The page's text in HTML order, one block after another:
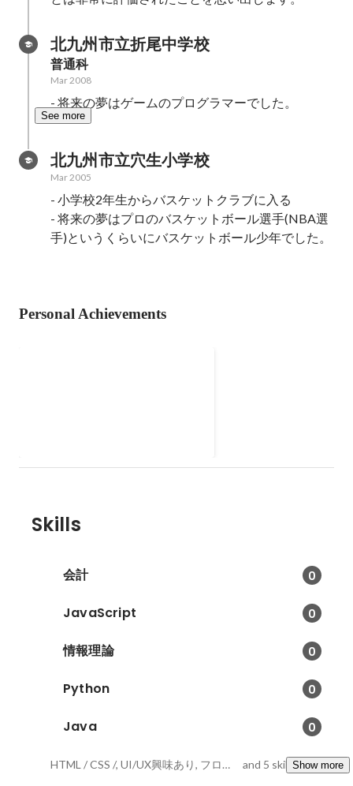
北九州市立折尾中学校
普通科
Mar 2008
- 将来の夢はゲームのプログラマーでした。
See more
北九州市立穴生小学校
Mar 2005
- 小学校2年生からバスケットクラブに入る
- 将来の夢はプロのバスケットボール選手(NBA選
手)というくらいにバスケットボール少年でした。
Personal Achievements
Skills
会計 0
JavaScript 0
情報理論 0
Python 0
Java 0
HTML / CSS /, UI/UX興味あり, フロントエンジニア and 5 skillsShow more